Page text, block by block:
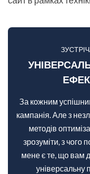
За кожним
кампанія. Але з
методів
зрозуміти, з чого
мене є те, що вам
універсальну